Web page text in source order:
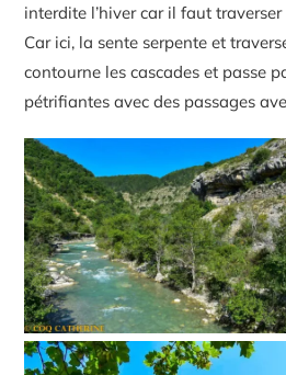
interdite l’hiver car il faut
Car ici, la sente serpente et
contourne les cascades et passe
pétrifiantes avec des passages